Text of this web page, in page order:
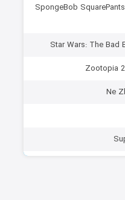
دانلود فصل پانزدهم باب اسفنجی SpongeBob SquarePants